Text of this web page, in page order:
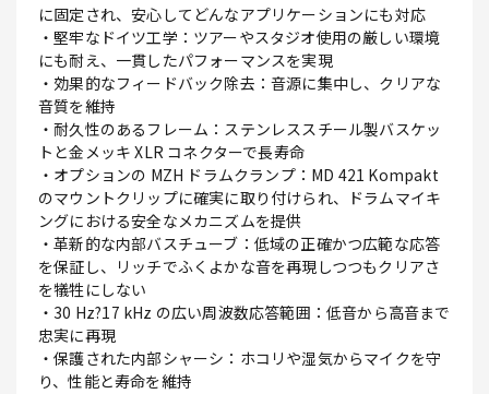
に固定され、安心してどんなアプリケーションにも対応
・堅牢なドイツ工学：ツアーやスタジオ使用の厳しい環境
にも耐え、一貫したパフォーマンスを実現
・効果的なフィードバック除去：音源に集中し、クリアな
音質を維持
・耐久性のあるフレーム：ステンレススチール製バスケッ
トと金メッキ XLR コネクターで長寿命
・オプションの MZH ドラムクランプ：MD 421 Kompakt
のマウントクリップに確実に取り付けられ、ドラムマイキ
ングにおける安全なメカニズムを提供
・革新的な内部バスチューブ：低域の正確かつ広範な応答
を保証し、リッチでふくよかな音を再現しつつもクリアさ
を犠牲にしない
・30 Hz?17 kHz の広い周波数応答範囲：低音から高音まで
忠実に再現
・保護された内部シャーシ：ホコリや湿気からマイクを守
り、性能と寿命を維持